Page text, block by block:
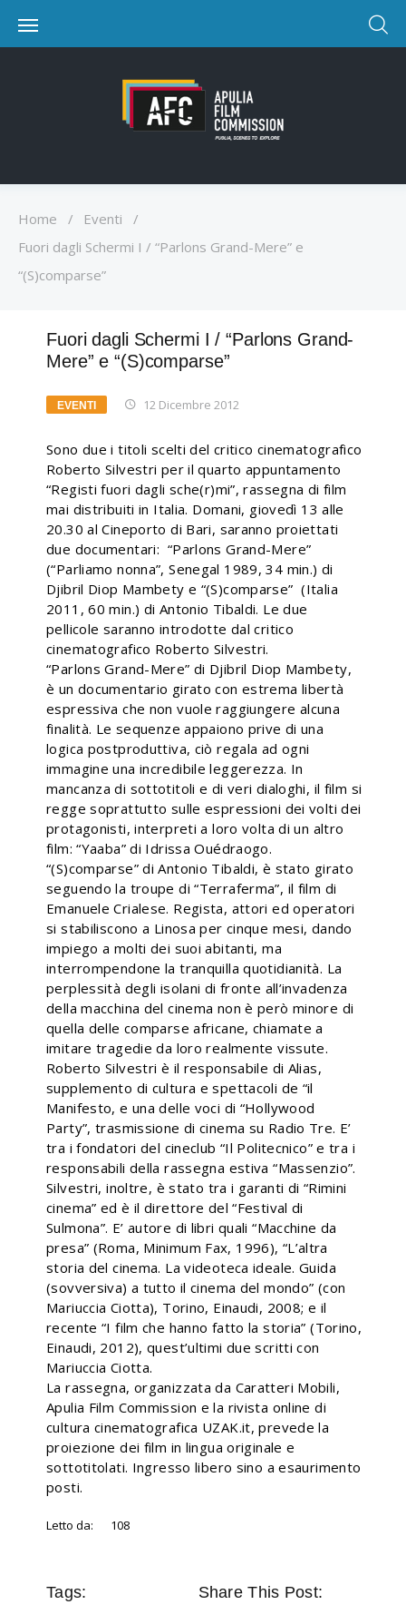
Home / Eventi
/
Fuori dagli Schermi I / “Parlons Grand-Mere” e
“(S)comparse”
Fuori dagli Schermi I / “Parlons Grand-
Mere” e “(S)comparse”
EVENTI 12 Dicembre 2012
Sono due i titoli scelti del critico cinematografico
Roberto Silvestri per il quarto appuntamento
“Registi fuori dagli sche(r)mi”, rassegna di film
mai distribuiti in Italia. Domani, giovedì 13 alle
20.30 al Cineporto di Bari, saranno proiettati
due documentari: “Parlons Grand-Mere”
(“Parliamo nonna”, Senegal 1989, 34 min.) di
Djibril Diop Mambety e “(S)comparse” (Italia
2011, 60 min.) di Antonio Tibaldi. Le due
pellicole saranno introdotte dal critico
cinematografico Roberto Silvestri.
“Parlons Grand-Mere” di Djibril Diop Mambety,
è un documentario girato con estrema libertà
espressiva che non vuole raggiungere alcuna
finalità. Le sequenze appaiono prive di una
logica postproduttiva, ciò regala ad ogni
immagine una incredibile leggerezza. In
mancanza di sottotitoli e di veri dialoghi, il film si
regge soprattutto sulle espressioni dei volti dei
protagonisti, interpreti a loro volta di un altro
film: “Yaaba” di Idrissa Ouédraogo.
“(S)comparse” di Antonio Tibaldi, è stato girato
seguendo la troupe di “Terraferma”, il film di
Emanuele Crialese. Regista, attori ed operatori
si stabiliscono a Linosa per cinque mesi, dando
impiego a molti dei suoi abitanti, ma
interrompendone la tranquilla quotidianità. La
perplessità degli isolani di fronte all’invadenza
della macchina del cinema non è però minore di
quella delle comparse africane, chiamate a
imitare tragedie da loro realmente vissute.
Roberto Silvestri è il responsabile di Alias,
supplemento di cultura e spettacoli de “il
Manifesto, e una delle voci di “Hollywood
Party”, trasmissione di cinema su Radio Tre. E’
tra i fondatori del cineclub “Il Politecnico” e tra i
responsabili della rassegna estiva “Massenzio”.
Silvestri, inoltre, è stato tra i garanti di “Rimini
cinema” ed è il direttore del “Festival di
Sulmona”. E’ autore di libri quali “Macchine da
presa” (Roma, Minimum Fax, 1996), “L’altra
storia del cinema. La videoteca ideale. Guida
(sovversiva) a tutto il cinema del mondo” (con
Mariuccia Ciotta), Torino, Einaudi, 2008; e il
recente “I film che hanno fatto la storia” (Torino,
Einaudi, 2012), quest’ultimi due scritti con
Mariuccia Ciotta.
La rassegna, organizzata da Caratteri Mobili,
Apulia Film Commission e la rivista online di
cultura cinematografica UZAK.it, prevede la
proiezione dei film in lingua originale e
sottotitolati. Ingresso libero sino a esaurimento
posti.
Letto da: 108
Tags: Share This Post: